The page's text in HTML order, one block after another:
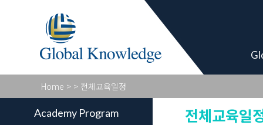
Academy
Home > > 전체교육일정
Academy Program 전체교육일